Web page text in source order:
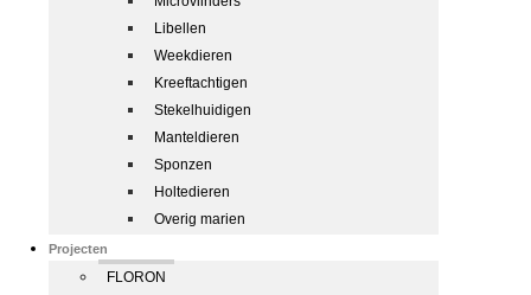
Libellen
Weekdieren
Kreeftachtigen
Stekelhuidigen
Manteldieren
Sponzen
Holtedieren
Overig marien
Projecten
FLORON